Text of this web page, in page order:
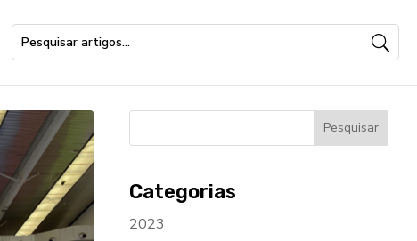
Categorias
2023